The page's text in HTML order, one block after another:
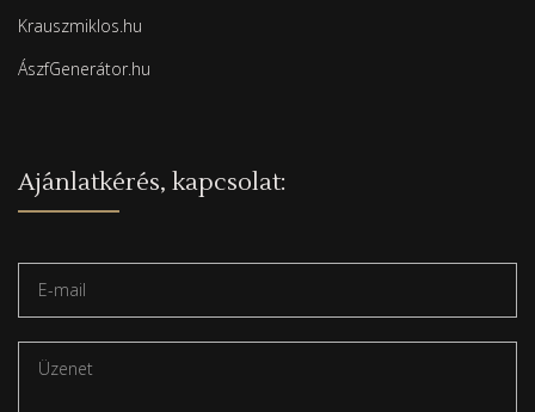
Krauszmiklos.hu
ÁszfGenerátor.hu
Ajánlatkérés, kapcsolat: